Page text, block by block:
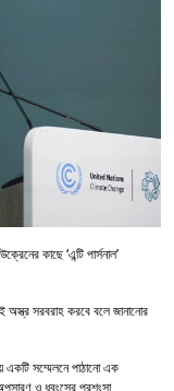
কাছে ‘এন্টি পার্সনাল’
অস্ত্র সরবরাহ করবে বলে জানানোর
একটি সম্মেলনে পাঠানো এক
ও ধ্বংসের প্রশংসা